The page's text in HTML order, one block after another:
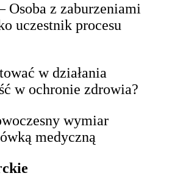
Osoba z zaburzeniami
uczestnik procesu
w działania
w ochronie zdrowia?
wymiar
medyczną